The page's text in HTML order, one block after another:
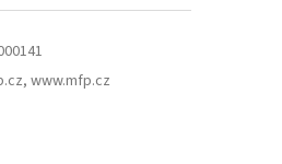
www.mfp.cz